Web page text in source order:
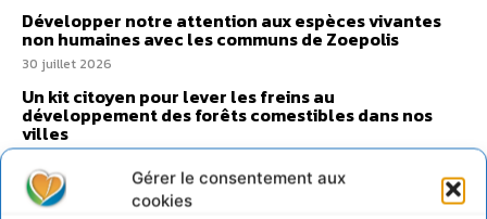
Gérer le consentement aux
cookies
Développer notre attention aux espèces vivantes
non humaines avec les communs de Zoepolis
30 juillet 2026
Un kit citoyen pour lever les freins au
développement des forêts comestibles dans nos
villes
L’éco-anxiété informe et l’éco-lucidité transforme